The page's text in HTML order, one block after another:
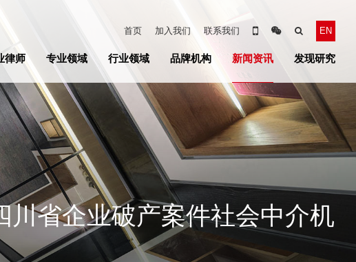
首页 加入我们 联系我们 EN
律师 专业领域 行业领域 品牌机构 新闻资讯 发现研究
省企业破产案件社会中介机